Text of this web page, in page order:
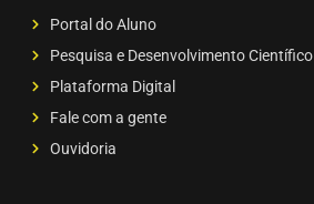
Portal do Aluno
Pesquisa e Desenvolvimento Científico
Plataforma Digital
Fale com a gente
Ouvidoria